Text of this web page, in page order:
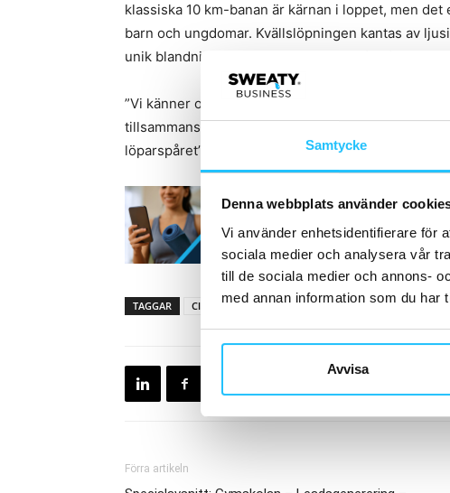
Samtycke
Denna webbplats använder
Vi använder enhetsidentifierare för
sociala medier och analysera vår
till de sociala medier och annons-
med annan information som du har
Avvisa
klassiska 10 km-banan är kärnan i loppet, men
barn och ungdomar. Kvällslöpningen kantas av
unik blandning av löparutmaning och folkfest.
”Vi känner oss väldigt glada över detta nya
tillsammans inspirera ännu fler människor till
löparspåret”, säger
Joakim Löwing,
TAGGAR Clara Wikekall Fitness24Seven Joakim Löwing
Förra artikeln